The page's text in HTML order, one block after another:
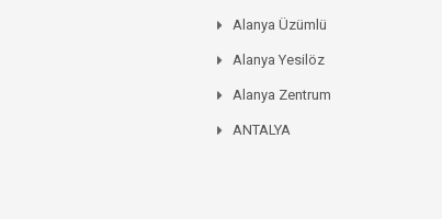
Alanya Üzümlü
Alanya Yesilöz
Alanya Zentrum
ANTALYA